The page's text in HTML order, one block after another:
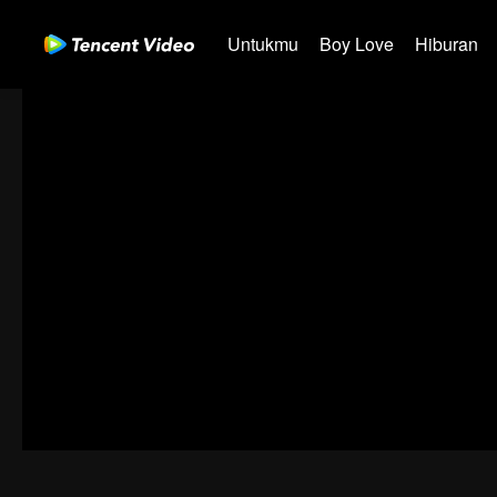
Untukmu Boy Love Hiburan